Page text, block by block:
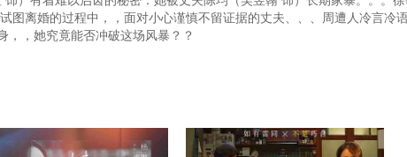
离婚的过程中，，面对小心谨慎不留证据的丈夫、、、周遭人冷言冷语
，，她究竟能否冲破这场风暴？？